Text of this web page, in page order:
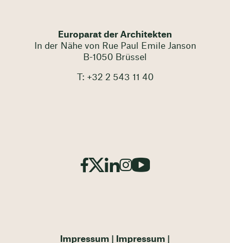
Europarat der Architekten
In der Nähe von Rue Paul Emile Janson
B-1050 Brüssel
T: +32 2 543 11 40
Impressum Impressum